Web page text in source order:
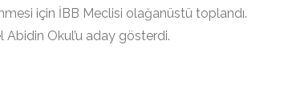
için İBB Meclisi olağanüstü toplandı.
Abidin Okul’u aday gösterdi.